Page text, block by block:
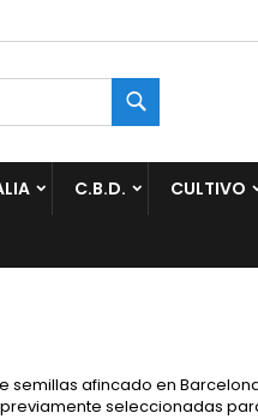
C.B.D. CULTIVO
semillas afincado en
seleccionadas
Crear lista de deseos
su lista de deseos.